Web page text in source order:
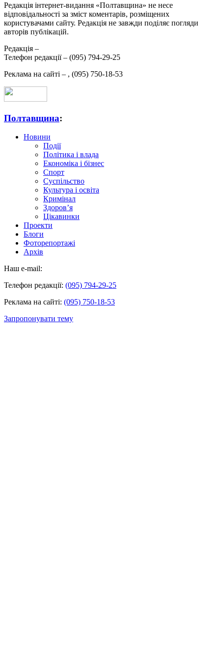
Редакція інтернет-видання «Полтавщина» не несе
відповідальності за зміст коментарів, розміщених
користувачами сайту. Редакція не завжди поділяє погляди
авторів публікацій.
Редакція –
Телефон редакції – (095) 794-29-25
Реклама на сайті – , (095) 750-18-53
Полтавщина:
Новини
Події
Політика і влада
Економіка і бізнес
Спорт
Суспільство
Культура і освіта
Кримінал
Здоров’я
Цікавинки
Проекти
Блоги
Фоторепортажі
Архів
Наш e-mail:
Телефон редакції: (095) 794-29-25
Реклама на сайті: (095) 750-18-53
Запропонувати тему